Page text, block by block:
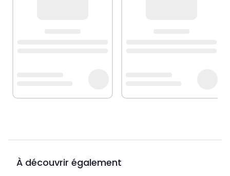
À découvrir également